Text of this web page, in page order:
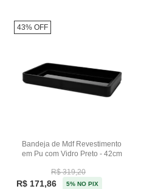
Bandeja de Mdf Revestimento
em Pu com Vidro Preto - 42cm
R$ 319,20
R$ 171,86 5% NO PIX
43% OFF